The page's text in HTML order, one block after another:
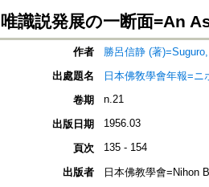
唯識説発展の一断面=An
作者
勝呂信静 (著
出處題名
日本佛敎學會年報=
卷期
n.21
出版日期 1956.03
頁次 135 - 154
出版者
日本佛教學會=Nihon